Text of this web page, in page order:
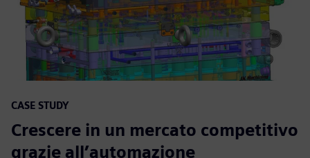
CASE STUDY
Crescere in un mercato competitivo
grazie all’automazione